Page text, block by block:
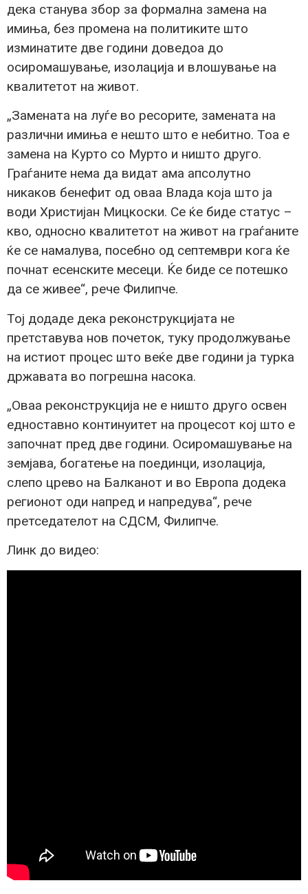
дека станува збор за формална замена на
имиња, без промена на политиките што
изминатите две години доведоа до
осиромашување, изолација и влошување на
квалитетот на живот.
„Замената на луѓе во ресорите, замената на
различни имиња е нешто што е небитно. Тоа е
замена на Курто со Мурто и ништо друго.
Граѓаните нема да видат ама апсолутно
никаков бенефит од оваа Влада која што ја
води Христијан Мицкоски. Се ќе биде статус –
кво, односно квалитетот на живот на граѓаните
ќе се намалува, посебно од септември кога ќе
почнат есенските месеци. Ќе биде се потешко
да се живее“, рече Филипче.
Тој додаде дека реконструкцијата не
претставува нов почеток, туку продолжување
на истиот процес што веќе две години ја турка
државата во погрешна насока.
„Оваа реконструкција не е ништо друго освен
едноставно континуитет на процесот кој што е
започнат пред две години. Осиромашување на
земјава, богатење на поединци, изолација,
слепо црево на Балканот и во Европа додека
регионот оди напред и напредува“, рече
претседателот на СДСМ, Филипче.
Линк до видео: